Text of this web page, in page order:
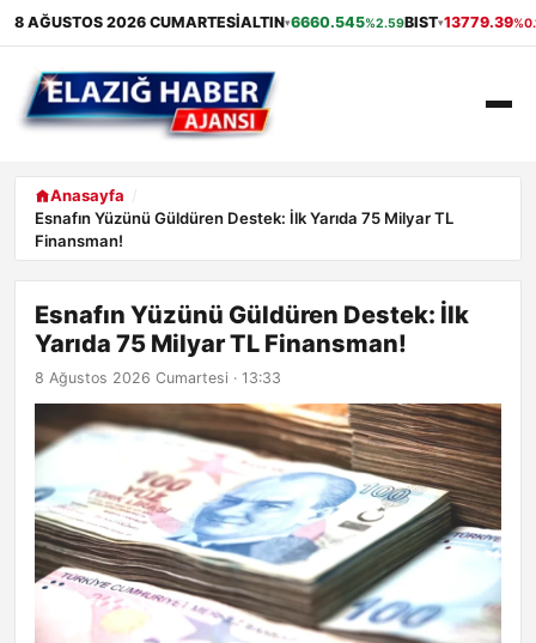
8 AĞUSTOS 2026 CUMARTESIALTIN▾6660.545%2.59BIST▾13779.39
ANASAYFA
GÜNDEM
SAĞLIK
ALIŞVERIŞ
Anasayfa
Esnafın Yüzünü Güldüren Destek: İlk Yarıda 75 Milyar TL
Finansman!
Esnafın Yüzünü Güldüren Destek: İlk
Yarıda 75 Milyar TL Finansman!
8 Ağustos 2026 Cumartesi · 13:33